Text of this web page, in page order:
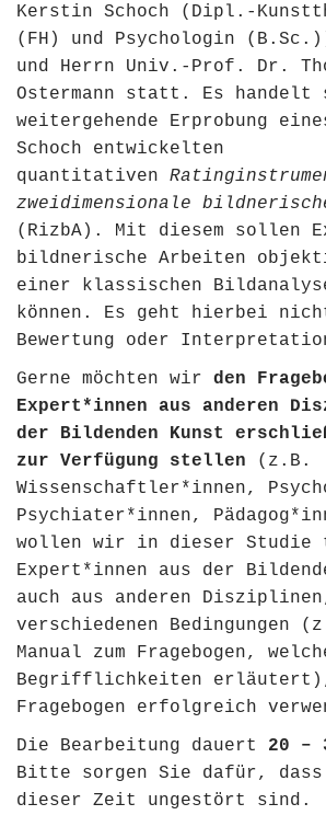
Kerstin Schoch (Dipl.-
(FH) und Psychologin
und Herrn Univ.-Prof. Dr.
Ostermann statt. Es handelt
weitergehende Erprobung
Schoch entwickelten
quantitativen
zweidimensionale
(RizbA). Mit diesem sollen
bildnerische Arbeiten
einer klassischen
können. Es geht hierbei
Bewertung oder
Gerne möchten wir den
Expert*innen aus anderen
der Bildenden Kunst
zur Verfügung stellen (z.B.
Wissenschaftler*innen,
Psychiater*innen,
wollen wir in dieser Studie
Expert*innen aus der
auch aus anderen
verschiedenen Bedingungen
Manual zum Fragebogen,
Begrifflichkeiten
Fragebogen erfolgreich
Die Bearbeitung dauert
20 –
Bitte sorgen Sie dafür, dass
dieser Zeit ungestört sind.